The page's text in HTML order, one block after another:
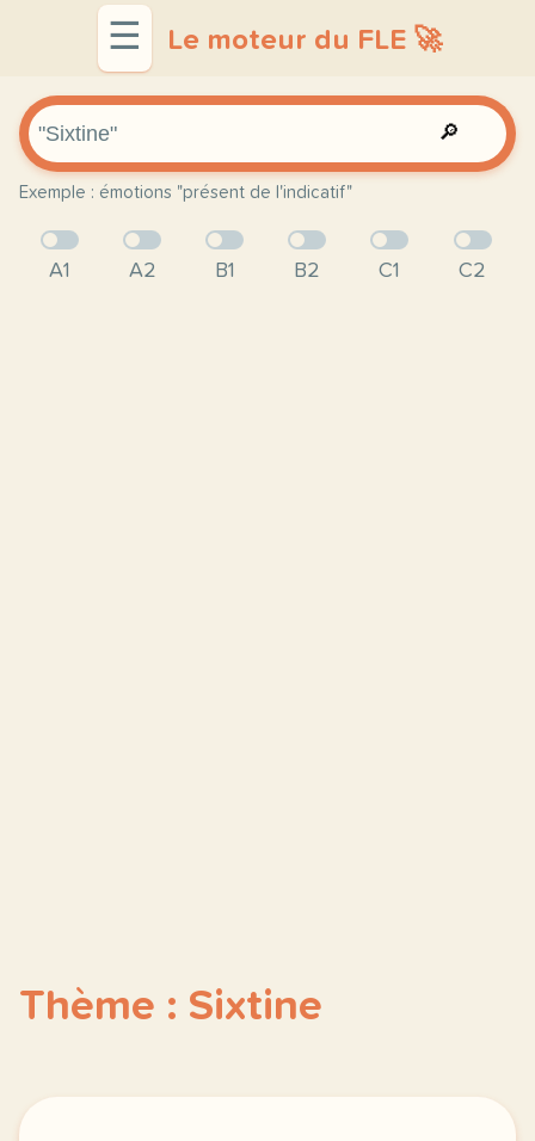
☰ Le moteur du FLE 🚀
🔎
Exemple : émotions "présent de l'indicatif"
A1 A2 B1 B2 C1 C2
Thème : Sixtine